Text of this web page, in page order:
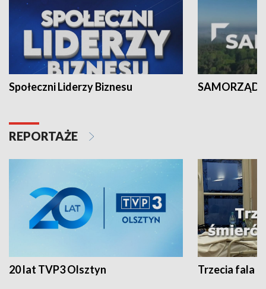
Społeczni Liderzy Biznesu SAMORZĄD
REPORTAŻE
20 lat TVP3 Olsztyn Trzecia fala -